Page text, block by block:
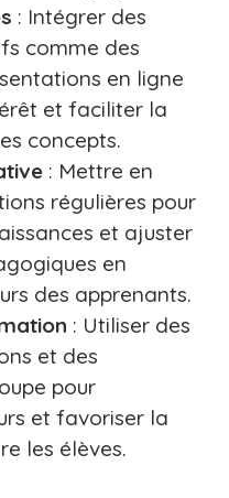
: Intégrer des
comme des
en ligne
et faciliter la
concepts.
: Mettre en
régulières pour
et ajuster
en
des apprenants.
: Utiliser des
et des
pour
et favoriser la
les élèves.